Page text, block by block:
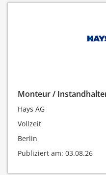
Monteur /
Hays AG
Vollzeit
Berlin
Publiziert am: 03.08.26